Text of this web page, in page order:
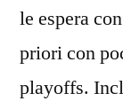
le espera
priori con
playoffs.